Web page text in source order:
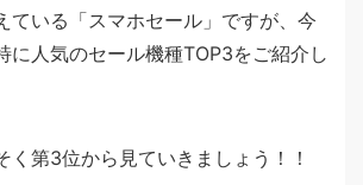
ている「スマホセール」ですが、今
に人気のセール機種TOP3をご紹介し
く第3位から見ていきましょう！！